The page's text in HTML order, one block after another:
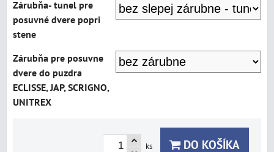
Zárubňa- tunel pre
posuvné dvere popri
stene
Zárubňa pre posuvne
dvere do puzdra
ECLISSE, JAP, SCRIGNO,
UNITREX
ks DO KOŠÍKA